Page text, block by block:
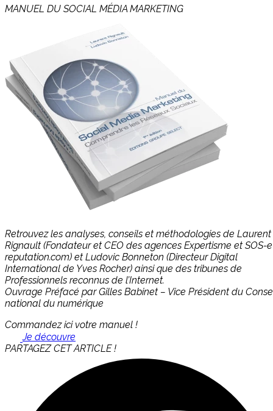
MANUEL DU SOCIAL MÉDIA MARKETING
Retrouvez les analyses, conseils et méthodologies de Laurent
Rignault (Fondateur et CEO des agences Expertisme et SOS-
reputation.com) et Ludovic Bonneton (Directeur Digital
International de Yves Rocher) ainsi que des tribunes de
Professionnels reconnus de l’Internet.
Ouvrage Préfacé par Gilles Babinet – Vice Président du
national du numérique
Commandez ici votre manuel !
Je découvre
PARTAGEZ CET ARTICLE !